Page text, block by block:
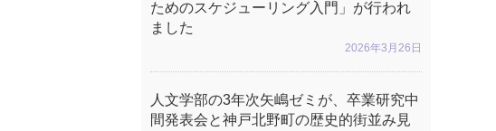
2026年3月26日
ためのスケジューリング入門」が行われ
ました
人文学部の3年次矢嶋ゼミが、卒業研究中
間発表会と神戸北野町の歴史的街並み見